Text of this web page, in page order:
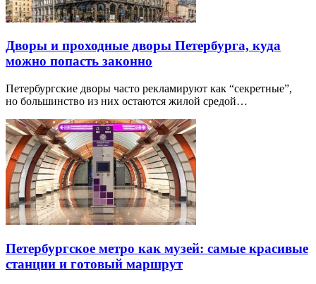
Дворы и проходные дворы Петербурга, куда
можно попасть законно
Петербургские дворы часто рекламируют как “секретные”,
но большинство из них остаются жилой средой…
Петербургское метро как музей: самые красивые
станции и готовый маршрут